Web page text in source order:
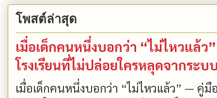
โพสต์ล่าสุด
เมื่อเด็กคนหนึ่งบอกว่า “ไม่ไหวแล้
โรงเรียนที่ไม่ปล่อยใครหลุดจากระบ
เมื่อเด็กคนหนึ่งบอกว่า “ไม่ไหวแล้ว” — คู่